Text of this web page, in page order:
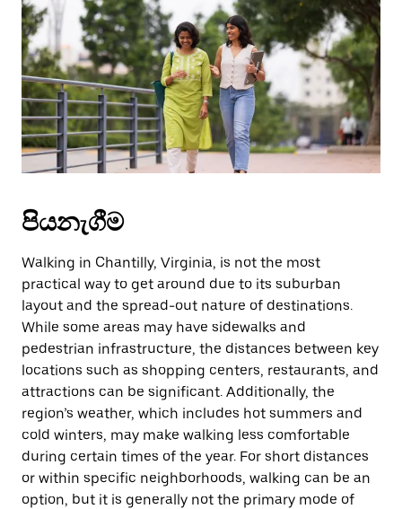
වැසීමට
Escape
බොත්තම
ඔබන්න.
පියනැගීම
Walking in Chantilly, Virginia, is not the most
practical way to get around due to its suburban
layout and the spread-out nature of destinations.
While some areas may have sidewalks and
pedestrian infrastructure, the distances between key
locations such as shopping centers, restaurants, and
attractions can be significant. Additionally, the
region’s weather, which includes hot summers and
cold winters, may make walking less comfortable
during certain times of the year. For short distances
or within specific neighborhoods, walking can be an
option, but it is generally not the primary mode of